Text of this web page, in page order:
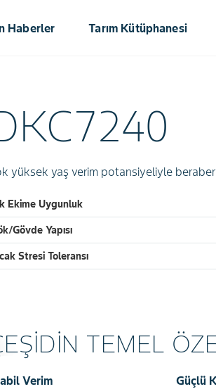
Haberler Tarım Kütüphanesi⁥⁣𝅸󠀪󠁚
yüksek yaş verim potansiyeliyle beraber
Ekime Uygunluk
Gövde Yapısı
Stresi Toleransı
TEMEL
Verim Güçlü